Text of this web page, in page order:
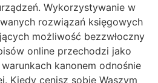
Wykorzystywanie w
rozwiązań księgowych
możliwość bezzwłoczny
online przechodzi jako
kanonem odnośnie
Kiedy cenisz sobie Waszym